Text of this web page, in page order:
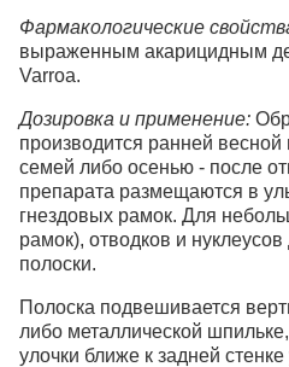
Фармакологические
выраженным акарицидным
Varroa.
Дозировка и применение:
производится ранней
семей либо осенью - после
препарата размещаются в
гнездовых рамок. Для
рамок), отводков и
полоски.
Полоска подвешивается
либо металлической
улочки ближе к задней